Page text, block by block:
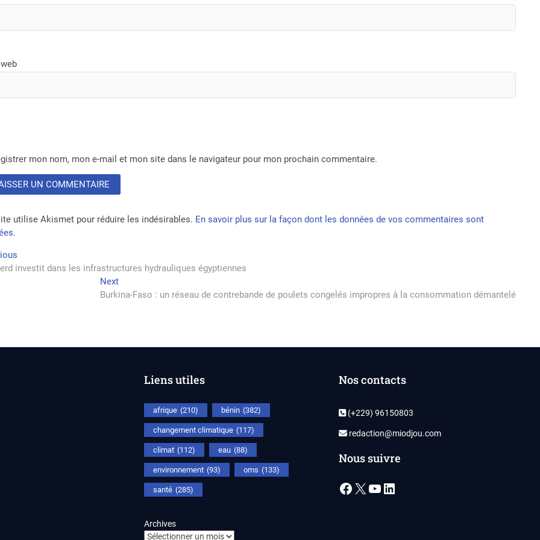
mon nom, mon e-mail et mon site dans le navigateur pour mon prochain commentaire.
utilise Akismet pour réduire les indésirables. En savoir plus sur la façon dont les données de vos commentaires sont
.
post:
investit dans les infrastructures hydrauliques égyptiennes
NextNext
post:
Burkina-Faso : un réseau de contrebande de poulets congelés impropres à la consommation démantelé
Liens utiles
afrique (210) bénin (382)
changement climatique (117)
climat (112) eau (88)
environnement (93) oms (133)
santé (285)
Archives
Nos contacts
(+229) 96150803
redaction@miodjou.com
Nous suivre
Facebook
X YouTube
LinkedIn